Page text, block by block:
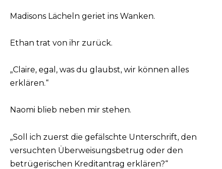
Madisons Lächeln geriet ins Wanken.
Ethan trat von ihr zurück.
„Claire, egal, was du glaubst, wir können alles
erklären.“
Naomi blieb neben mir stehen.
„Soll ich zuerst die gefälschte Unterschrift, den
versuchten Überweisungsbetrug oder den
betrügerischen Kreditantrag erklären?“